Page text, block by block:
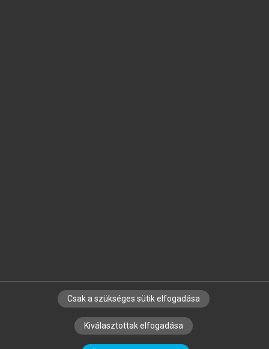
SZERZŐKNEK CÉGEKNEK KÖNYVTÁROSOKNAK
SZERKESZTÉSI ÉS LEKTORÁLÁSI ALAPELVEK
Csak a szükséges sütik elfogadása
Kiválasztottak elfogadása